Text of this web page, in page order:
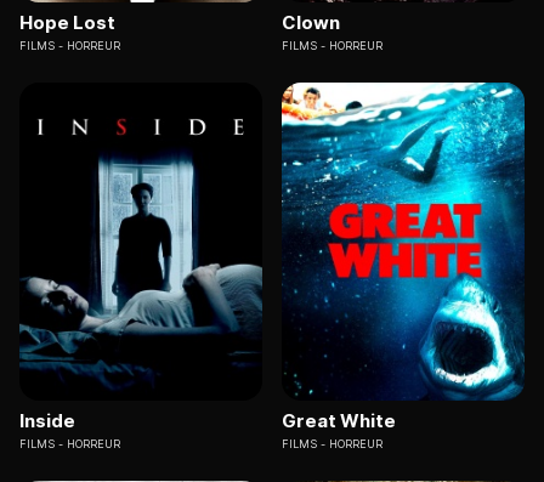
Hope Lost
FILMS HORREUR
Clown
FILMS HORREUR
Inside
FILMS HORREUR
Great White
FILMS HORREUR